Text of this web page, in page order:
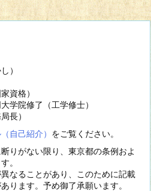
）
資格）
学院修了（工学修士）
長）
自己紹介） をご覧ください。
りがない限り、東京都の条例およ
。
なることがあり、このために記載
ります。予め御了承願います。